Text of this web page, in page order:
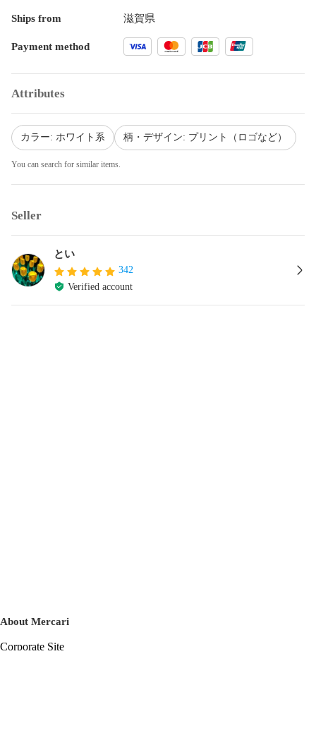
Ships from 滋賀県
Payment method
Attributes
カラー: ホワイト系 柄・デザイン: プリント（ロゴなど）
You can search for similar items.
Seller
とい
342
Verified account
About Mercari
Corporate Site